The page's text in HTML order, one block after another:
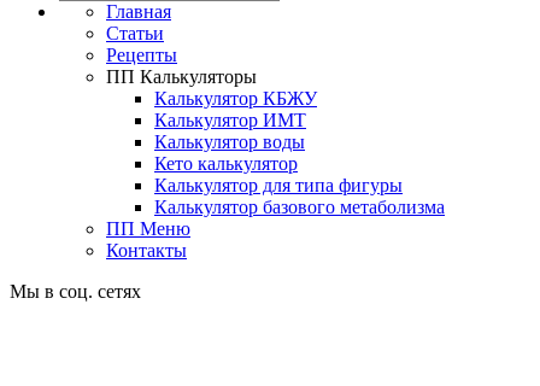
Главная
Статьи
Рецепты
ПП Калькуляторы
Калькулятор КБЖУ
Калькулятор ИМТ
Калькулятор воды
Кето калькулятор
Калькулятор для типа фигуры
Калькулятор базового метаболизма
ПП Меню
Контакты
Мы в соц. сетях